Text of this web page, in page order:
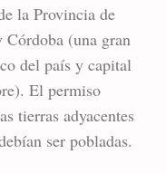
la Provincia de
Córdoba (una gran
del país y capital
El permiso
tierras adyacentes
ser pobladas.